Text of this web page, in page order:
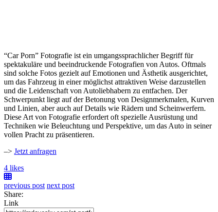
“Car Porn” Fotografie ist ein umgangssprachlicher Begriff für
spektakuläre und beeindruckende Fotografien von Autos. Oftmals
sind solche Fotos gezielt auf Emotionen und Ästhetik ausgerichtet,
um das Fahrzeug in einer möglichst attraktiven Weise darzustellen
und die Leidenschaft von Autoliebhabern zu entfachen. Der
Schwerpunkt liegt auf der Betonung von Designmerkmalen, Kurven
und Linien, aber auch auf Details wie Rädern und Scheinwerfern.
Diese Art von Fotografie erfordert oft spezielle Ausrüstung und
Techniken wie Beleuchtung und Perspektive, um das Auto in seiner
vollen Pracht zu präsentieren.
–> Jetzt anfragen
4 likes
previous post next post
Share:
Link